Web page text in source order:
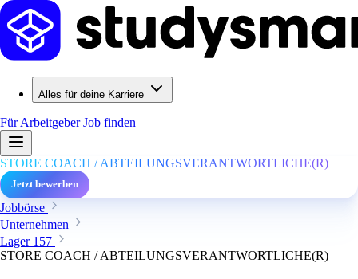
Alles für deine Karriere
Für ArbeitgeberJob finden
STORE COACH / ABTEILUNGSVERANTWORTLICHE(R)
Jetzt bewerben
Jobbörse
Unternehmen
Lager 157
STORE COACH / ABTEILUNGSVERANTWORTLICHE(R)